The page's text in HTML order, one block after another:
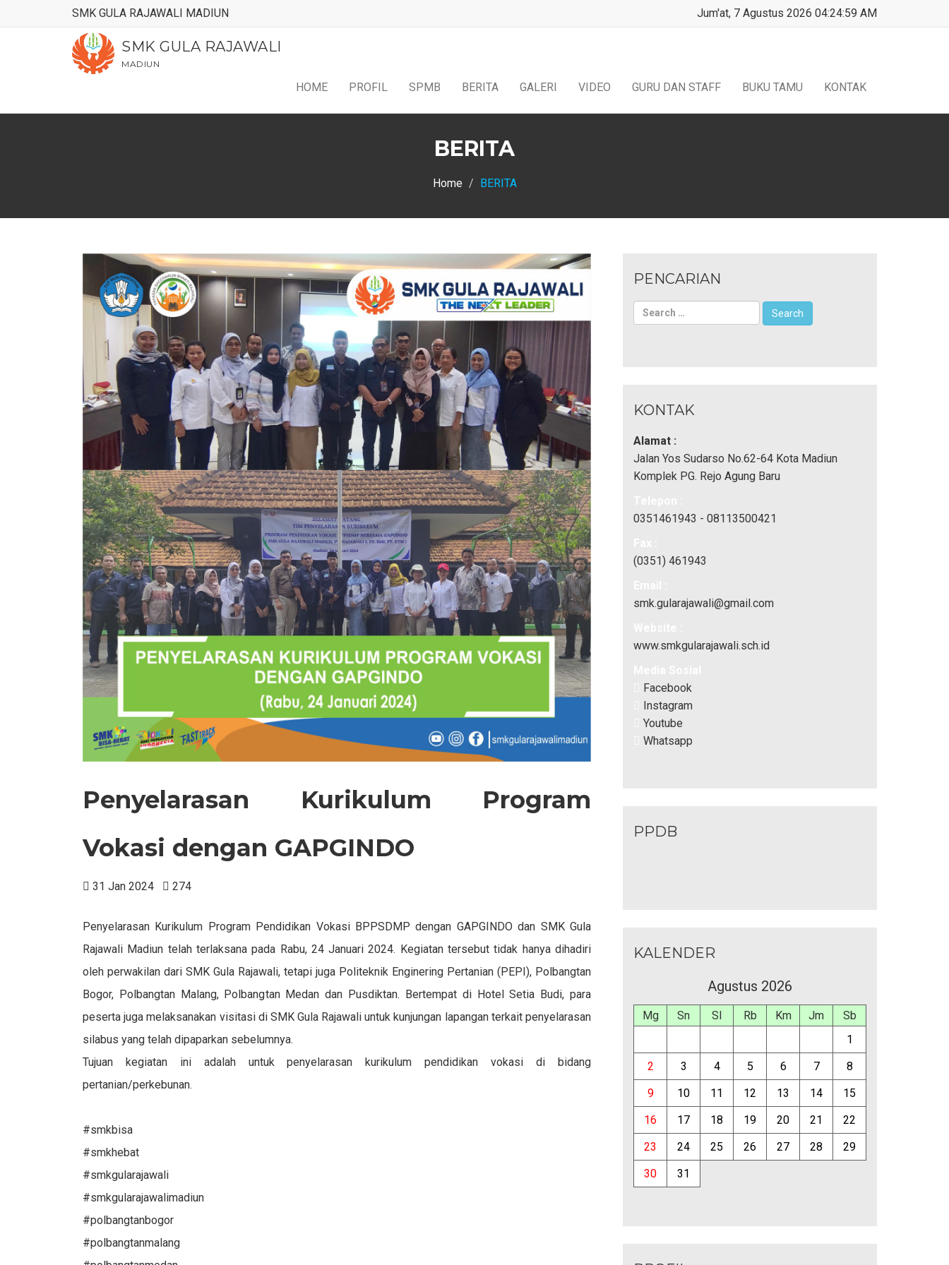
SMK GULA RAJAWALI MADIUN Jum'at, 7 Agustus 2026 04:25:00 AM
SMK GULA RAJAWALI
MADIUN
HOME PROFIL SPMB BERITA GALERI VIDEO GURU DAN STAFF BUKU TAMU KONTAK
BERITA
Home BERITA
Penyelarasan Kurikulum Program
Vokasi dengan GAPGINDO
31 Jan 2024 274
Penyelarasan Kurikulum Program Pendidikan Vokasi BPPSDMP dengan GAPGINDO dan SMK Gula
Rajawali Madiun telah terlaksana pada Rabu, 24 Januari 2024. Kegiatan tersebut tidak hanya dihadiri
oleh perwakilan dari SMK Gula Rajawali, tetapi juga Politeknik Enginering Pertanian (PEPI), Polbangtan
Bogor, Polbangtan Malang, Polbangtan Medan dan Pusdiktan. Bertempat di Hotel Setia Budi, para
peserta juga melaksanakan visitasi di SMK Gula Rajawali untuk kunjungan lapangan terkait penyelarasan
silabus yang telah dipaparkan sebelumnya.
Tujuan kegiatan ini adalah untuk penyelarasan kurikulum pendidikan vokasi di bidang
pertanian/perkebunan.
#smkbisa
#smkhebat
#smkgularajawali
#smkgularajawalimadiun
#polbangtanbogor
#polbangtanmalang
PENCARIAN
KONTAK
Alamat :
Jalan Yos Sudarso No.62-64 Kota Madiun
Komplek PG. Rejo Agung Baru
0351461943 - 08113500421
(0351) 461943
smk.gularajawali@gmail.com
www.smkgularajawali.sch.id
Facebook
Instagram
Youtube
Whatsapp
PPDB
KALENDER
Agustus 2026
Mg Sn Sl Rb Km Jm
Sb
1
2
3 4 5 6 7
8
9
10 11 12 13 14
15
16
17 18 19 20 21
22
23
24 25 26 27 28
29
30
31